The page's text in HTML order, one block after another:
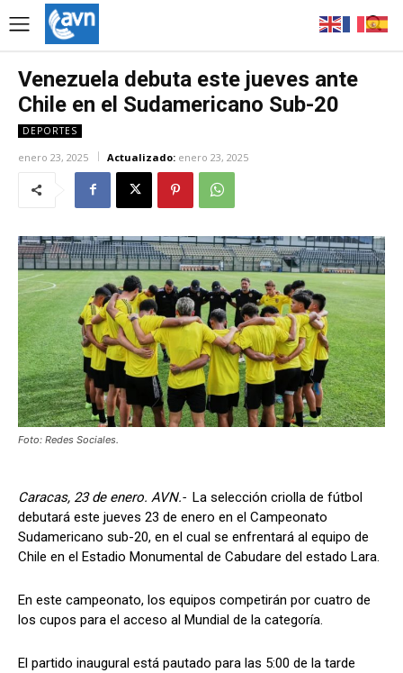
Venezuela debuta este jueves ante
Chile en el Sudamericano Sub-20
DEPORTES
enero 23, 2025 Actualizado: enero 23, 2025
Foto: Redes Sociales.
Caracas, 23 de enero. AVN.-La selección criolla de fútbol
debutará este jueves 23 de enero en el Campeonato
Sudamericano sub-20, en el cual se enfrentará al equipo de
Chile en el Estadio Monumental de Cabudare del estado Lara.
En este campeonato, los equipos competirán por cuatro de
los cupos para el acceso al Mundial de la categoría.
El partido inaugural está pautado para las 5:00 de la tarde